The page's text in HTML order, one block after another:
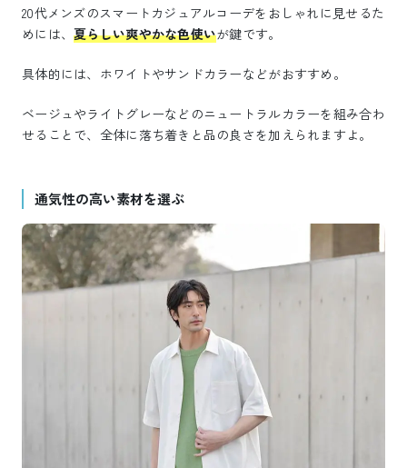
20代メンズのスマートカジュアルコーデをおしゃれに見せるた
めには、夏らしい爽やかな色使いが鍵です。
具体的には、ホワイトやサンドカラーなどがおすすめ。
ベージュやライトグレーなどのニュートラルカラーを組み合わ
せることで、全体に落ち着きと品の良さを加えられますよ。
通気性の高い素材を選ぶ